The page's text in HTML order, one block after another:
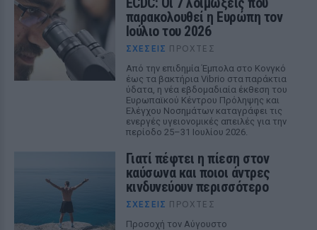
παρακολουθεί η Ευρώπη τον
Ιούλιο του 2026
ΣΧΈΣΕΙΣ ΠΡΟΧΤΈΣ
Από την επιδημία Έμπολα στο Κονγκό
έως τα βακτήρια Vibrio στα παράκτια
ύδατα, η νέα εβδομαδιαία έκθεση του
Ευρωπαϊκού Κέντρου Πρόληψης και
Ελέγχου Νοσημάτων καταγράφει τις
ενεργές υγειονομικές απειλές για την
περίοδο 25–31 Ιουλίου 2026.
Γιατί πέφτει η πίεση στον
καύσωνα και ποιοι άντρες
κινδυνεύουν περισσότερο
ΣΧΈΣΕΙΣ ΠΡΟΧΤΈΣ
Προσοχή τον Αύγουστο